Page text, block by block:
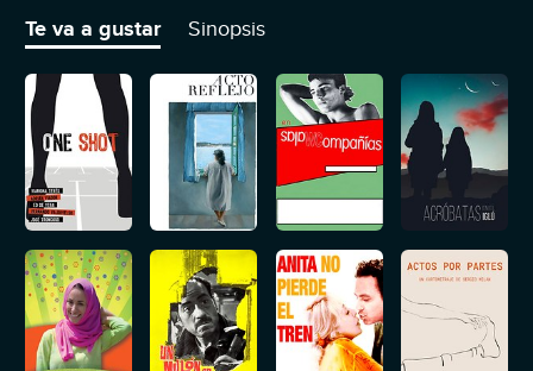
Te va a gustar Sinopsis